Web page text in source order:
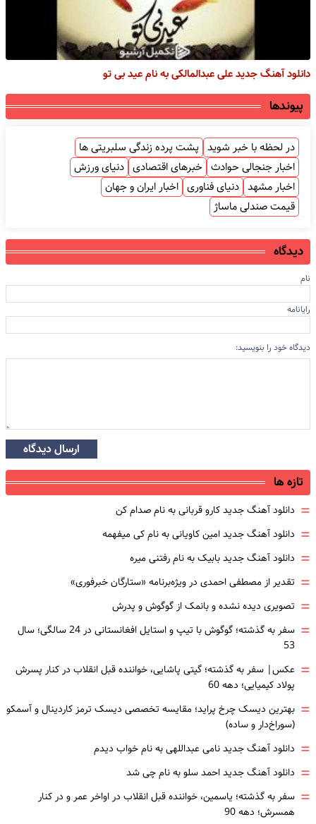
دانلود آهنگ جدید علی عبدالمالکی به نام عید بی تو
پیوندها
در لحظه با خبر شوید پشت پرده زندگی سلبریتی ها
اخبار جنجالی حوادث خبرهای اقتصادی دنیای ورزش
اخبار مشهد دنیای فناوری اخبار ایران و جهان
قیمت صندلی ماساژ
دیدگاه
نام
رایانامه
دیدگاه خود را بنویسید:
ارسال دیدگاه
تازه ها
= دانلود آهنگ جدید کارو قربانی به نام صدام کن
= دانلود آهنگ جدید امین کاویانی به نام کی میفهمه
= دانلود آهنگ جدید بابیک به نام رفتنی میره
= تقدیر از مصطفی احمدی در ویژه‌برنامه «ستارگان خبرفوری»
= تصویری دیده نشده و بانمک از گوگوش و پدرش
=
سفر به گذشته؛ گوگوش با تیپ و استایل افغانستانی در 24 سالگی؛ سال
53
= عکس| سفر به گذشته؛ گیتی پاشایی، خواننده قبل انقلاب در کنار پسرش
پولاد کیمیایی؛ دهه 60
= بهترین دیسک چرخ پراید؛ مقایسه تخصصی دیسک ترمز کاردینال و آسمکو
(سوراخ‌دار و ساده)
= دانلود آهنگ جدید نامی عبداللهی به نام خواب دیدم
= دانلود آهنگ جدید احمد سلو به نام چی شد
= سفر به گذشته؛ یاسمین، خواننده قبل انقلاب در اواخر عمر و در کنار
همسرش؛ دهه 90